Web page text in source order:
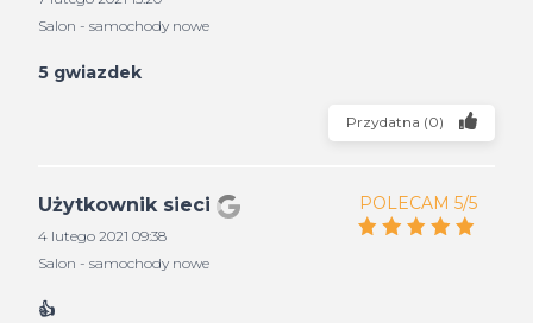
Salon - samochody nowe
5 gwiazdek
Przydatna (0)
Użytkownik sieci
4 lutego 2021 09:38
Salon - samochody nowe
POLECAM 5/5
👍